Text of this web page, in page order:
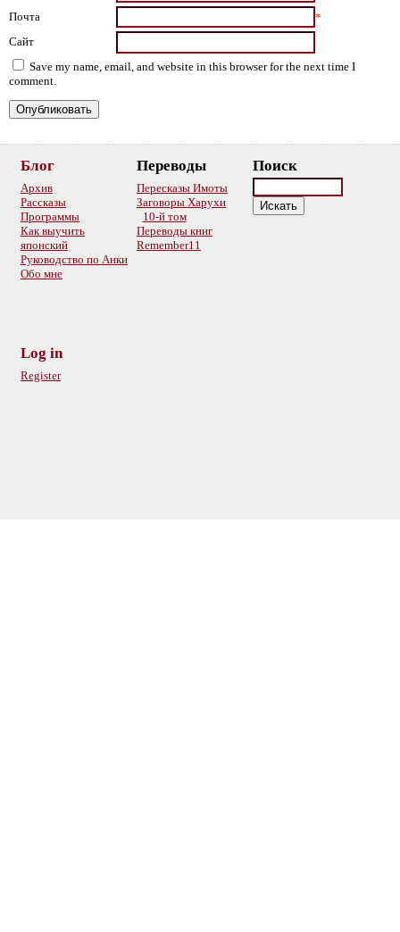
Почта
*
Сайт
Save my name, email, and website in this browser for the next time I
comment.
Блог
Архив
Рассказы
Программы
Как выучить
японский
Руководство по Анки
Обо мне
Переводы
Пересказы Имоты
Заговоры Харухи
10-й том
Переводы книг
Remember11
Поиск
Log in
Register